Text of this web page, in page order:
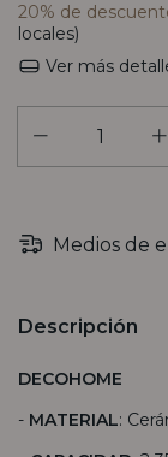
20% de
locales)
Ver más
Medios de
Descripción
DECOHOME
- MATERIAL: